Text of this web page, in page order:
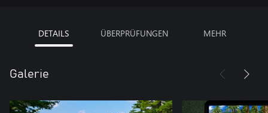
DETAILS ÜBERPRÜFUNGEN MEHR
Galerie